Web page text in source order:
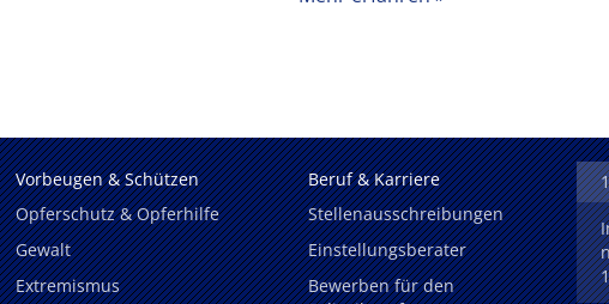
Vorbeugen & Schützen
Opferschutz & Opferhilfe
Gewalt
Extremismus
Beruf & Karriere
Stellenausschreibungen
Einstellungsberater
Bewerben für den